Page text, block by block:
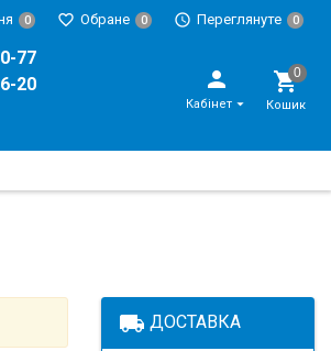
0 Обране 0 Переглянуте 0
77
20
Кабінет Кошик
local_shipping ДОСТАВКА